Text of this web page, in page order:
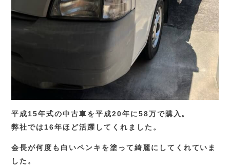
平成15年式の中古車を平成20年に58万で購入。
弊社では16年ほど活躍してくれました。
会長が何度も白いペンキを塗って綺麗にしてくれていま
した。